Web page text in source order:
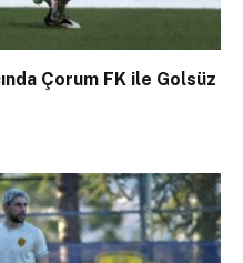
Çorum FK ile Golsüz